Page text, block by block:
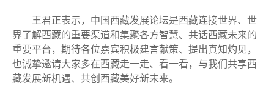
王君正表示，中国西藏发展论坛是西藏连接世界、世
界了解西藏的重要渠道和集聚各方智慧、共话西藏未来的
重要平台，期待各位嘉宾积极建言献策、提出真知灼见，
也诚挚邀请大家多在西藏走一走、看一看，与我们共享西
藏发展新机遇、共创西藏美好新未来。